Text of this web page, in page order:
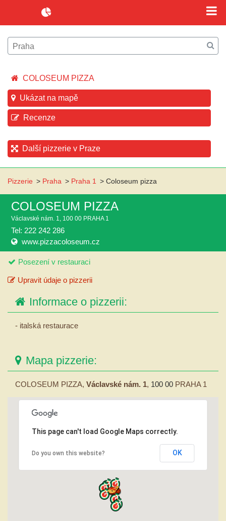
COLOSEUM PIZZA
Ukázat na mapě
Recenze
Další pizzerie v Praze
Pizzerie > Praha > Praha 1 > Coloseum pizza
COLOSEUM PIZZA
Václavské nám. 1, 100 00 PRAHA 1
Tel: 222 242 286
www.pizzacoloseum.cz
Posezení v restauraci
Upravit údaje o pizzerii
Informace o pizzerii:
- italská restaurace
Mapa pizzerie:
COLOSEUM PIZZA, Václavské nám. 1, 100 00 PRAHA 1
This page can't load Google Maps correctly.
Do you own this website? OK